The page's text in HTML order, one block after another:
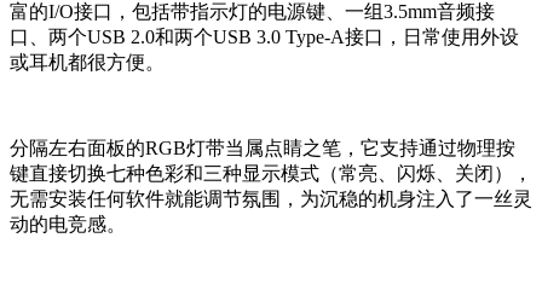
富的I/O接口，包括带指示灯的电源键、一组3.5mm音频接
口、两个USB 2.0和两个USB 3.0 Type-A接口，日常使用外设
或耳机都很方便。
分隔左右面板的RGB灯带当属点睛之笔，它支持通过物理按
键直接切换七种色彩和三种显示模式（常亮、闪烁、关闭），
无需安装任何软件就能调节氛围，为沉稳的机身注入了一丝灵
动的电竞感。